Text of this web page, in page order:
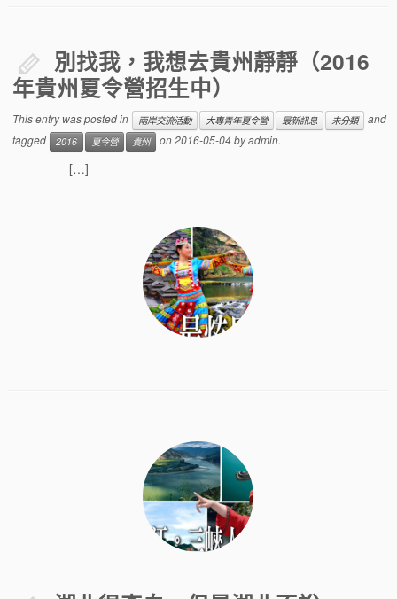
旅遊札記
別找我，我想去貴州靜靜（2016
年貴州夏令營招生中）
This entry was posted in 兩岸交流活動 大專青年夏令營 最新訊息 未分類
and
tagged
2016 夏令營 貴州 on2016-05-04byadmin.
[…]